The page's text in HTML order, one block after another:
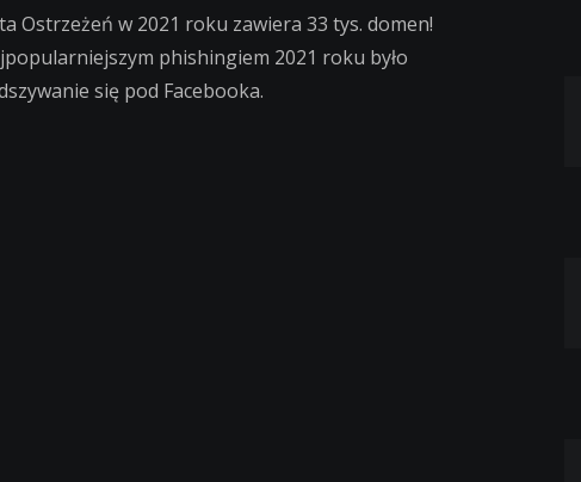
Ostrzeżeń w 2021 roku zawiera 33 tys. domen!
phishingiem 2021 roku było
się pod Facebooka.